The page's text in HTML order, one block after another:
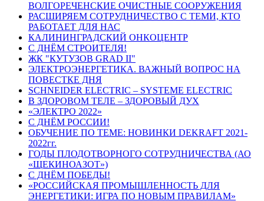
ВОЛГОРЕЧЕНСКИЕ ОЧИСТНЫЕ СООРУЖЕНИЯ
РАСШИРЯЕМ СОТРУДНИЧЕСТВО С ТЕМИ, КТО
РАБОТАЕТ ДЛЯ НАС
КАЛИНИНГРАДСКИЙ ОНКОЦЕНТР
С ДНЁМ СТРОИТЕЛЯ!
ЖК "КУТУЗОВ GRAD II"
ЭЛЕКТРОЭНЕРГЕТИКА. ВАЖНЫЙ ВОПРОС НА
ПОВЕСТКЕ ДНЯ
SCHNEIDER ELECTRIC – SYSTEME ELECTRIC
В ЗДОРОВОМ ТЕЛЕ – ЗДОРОВЫЙ ДУХ
«ЭЛЕКТРО 2022»
С ДНЁМ РОССИИ!
ОБУЧЕНИЕ ПО ТЕМЕ: НОВИНКИ DEKRAFT 2021-
2022гг.
ГОДЫ ПЛОДОТВОРНОГО СОТРУДНИЧЕСТВА (АО
«ЩЕКИНОАЗОТ»)
С ДНЁМ ПОБЕДЫ!
«РОССИЙСКАЯ ПРОМЫШЛЕННОСТЬ ДЛЯ
ЭНЕРГЕТИКИ: ИГРА ПО НОВЫМ ПРАВИЛАМ»